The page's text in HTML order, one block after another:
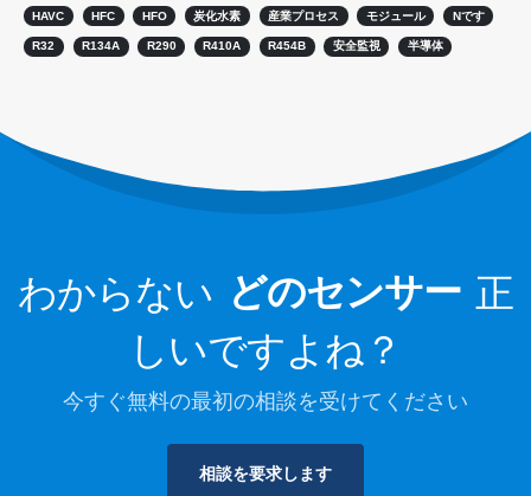
HAVC HFC HFO 炭化水素 産業プロセス モジュール Nです
R32 R134A R290 R410A R454B 安全監視 半導体
わからない どのセンサー 正
しいですよね？
今すぐ無料の最初の相談を受けてください
相談を要求します
コールドチェーン冷媒の監視
産業冷凍ガス監視
詳細をご覧ください
ウィンセン。 © 2026.全著作権所有